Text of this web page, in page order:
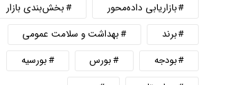
بازاریابی داده‌محور
بخش‌بندی بازار
برند
بهداشت و سلامت عمومی
بودجه
بورس
بورسیه